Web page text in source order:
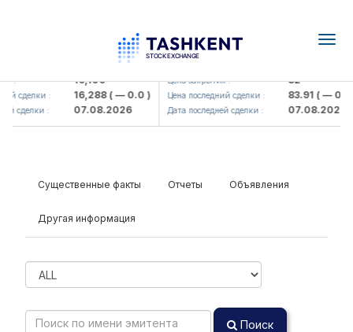
: 16,100
сделки : 16,288( — 0.0 )
сделки : 07.08.2026
KFSK (<Kafolat sug'urta
Цена закрытия : 82
Цена последний сделки : 83.91( — 0.0 )
Дата последней сделки : 07.08.2026
Существенные факты Отчеты Объявления
Другая информация
Поиск